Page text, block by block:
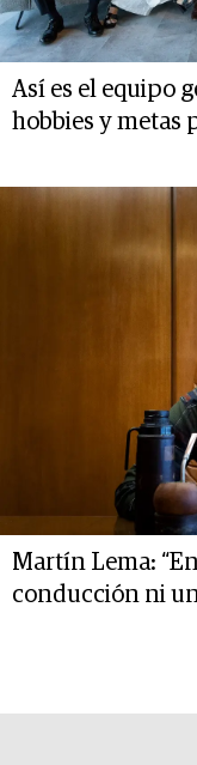
Así es el equipo
hobbies y metas
Martín Lema:
conducción ni